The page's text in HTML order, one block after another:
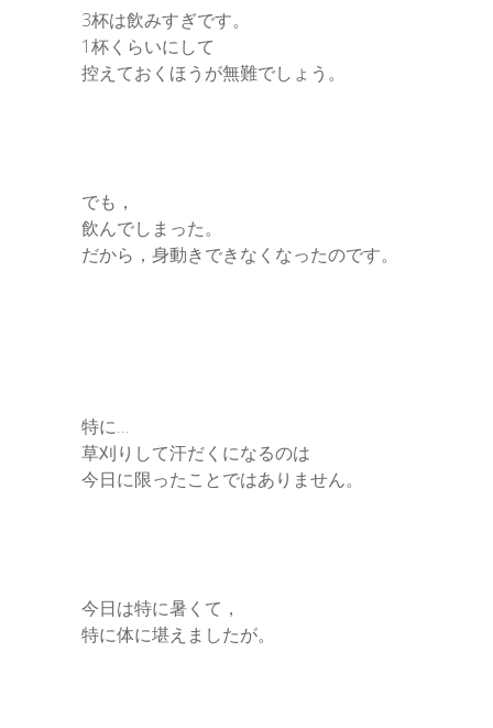
3杯は飲みすぎです。
1杯くらいにして
控えておくほうが無難でしょう。
でも，
飲んでしまった。
だから，身動きできなくなったのです。
特に…
草刈りして汗だくになるのは
今日に限ったことではありません。
今日は特に暑くて，
特に体に堪えましたが。